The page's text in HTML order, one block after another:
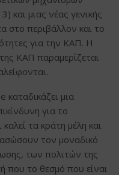
και μιας νέας γενικής
στο περιβάλλον και το
για την ΚΑΠ. Η
ΚΑΠ παραμερίζεται
καταδικάζει μια
για το
τα κράτη μέλη και
τον μοναδικό
των πολιτών της
που το θεσμό που είναι